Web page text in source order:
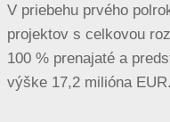
V priebehu prvého
projektov s celkovou
100 % prenajaté a
výške 17,2 milióna EUR.